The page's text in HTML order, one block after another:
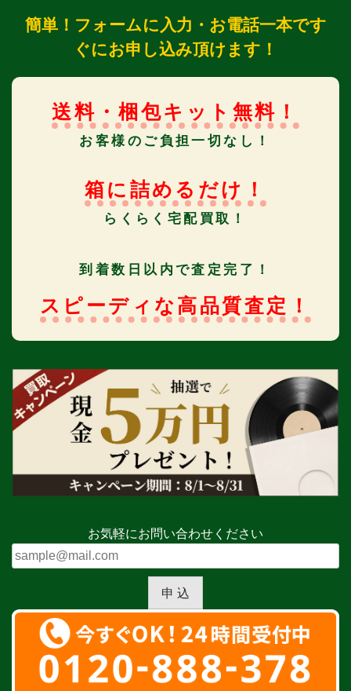
簡単！フォームに入力・お電話一本です
ぐにお申し込み頂けます！
送料・梱包キット無料！
お客様のご負担一切なし！
箱に詰めるだけ！
らくらく宅配買取！
到着数日以内で査定完了！
スピーディな高品質査定！
お気軽にお問い合わせください
申 込